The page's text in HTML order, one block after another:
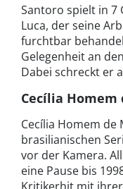
Santoro spielt in 7
Luca, der seine
furchtbar
Gelegenheit an
Dabei schreckt er
Cecília Homem
Cecília Homem de
brasilianischen
vor der Kamera.
eine Pause bis